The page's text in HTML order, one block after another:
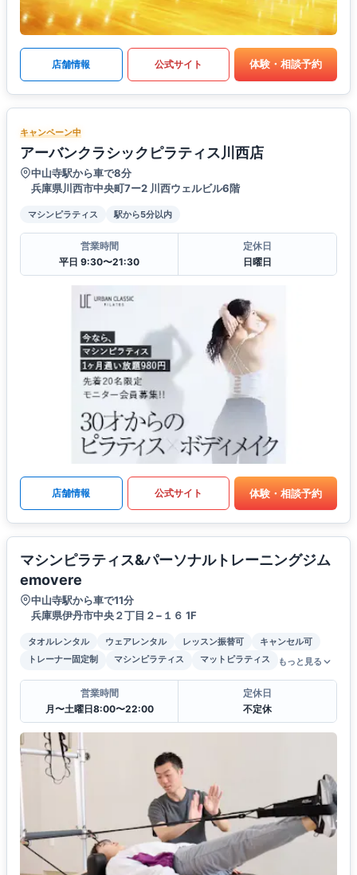
店舗情報 公式サイト 体験・相談予約
キャンペーン中
アーバンクラシックピラティス川西店
中山寺駅から車で8分
兵庫県川西市中央町7ー2 川西ウェルビル6階
マシンピラティス 駅から5分以内
営業時間
平日 9:30〜21:30
定休日
日曜日
店舗情報 公式サイト 体験・相談予約
マシンピラティス&パーソナルトレーニングジム
emovere
中山寺駅から車で11分
兵庫県伊丹市中央２丁目２−１６ 1F
タオルレンタル ウェアレンタル レッスン振替可
キャンセル可
トレーナー固定制
マシンピラティス マットピラティス もっと見る
営業時間
月〜土曜日8:00〜22:00
定休日
不定休